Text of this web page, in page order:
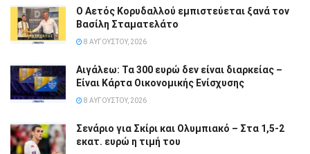
Ο Αετός Κορυδαλλού εμπιστεύεται ξανά τον
Βασίλη Σταματελάτο
8 ΑΥΓΟΎΣΤΟΥ, 2026
Αιγάλεω: Τα 300 ευρώ δεν είναι διαρκείας –
Είναι Κάρτα Οικονομικής Ενίσχυσης
8 ΑΥΓΟΎΣΤΟΥ, 2026
Σενάριο για Σκίρι και Ολυμπιακό – Στα 1,5-2
εκατ. ευρώ η τιμή του